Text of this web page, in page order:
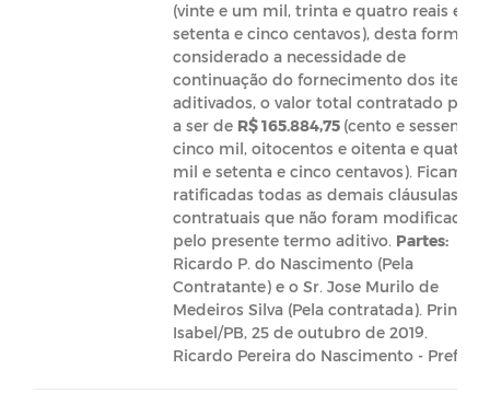
(vinte e um mil, trinta e quatro reais e
setenta e cinco centavos), desta forma
considerado a necessidade de
continuação do fornecimento dos itens
aditivados, o valor total contratado passa
a ser de R$ 165.884,75 (cento e sessenta e
cinco mil, oitocentos e oitenta e quatro
mil e setenta e cinco centavos). Ficam
ratificadas todas as demais cláusulas
contratuais que não foram modificadas
pelo presente termo aditivo. Partes:
Ricardo P. do Nascimento (Pela
Contratante) e o Sr. Jose Murilo de
Medeiros Silva (Pela contratada). Princesa
Isabel/PB, 25 de outubro de 2019.
Ricardo Pereira do Nascimento - Prefeito